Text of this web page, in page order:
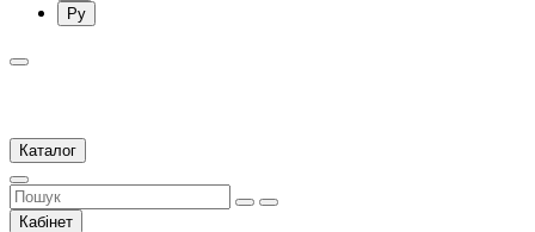
Ру
Каталог
Кабінет